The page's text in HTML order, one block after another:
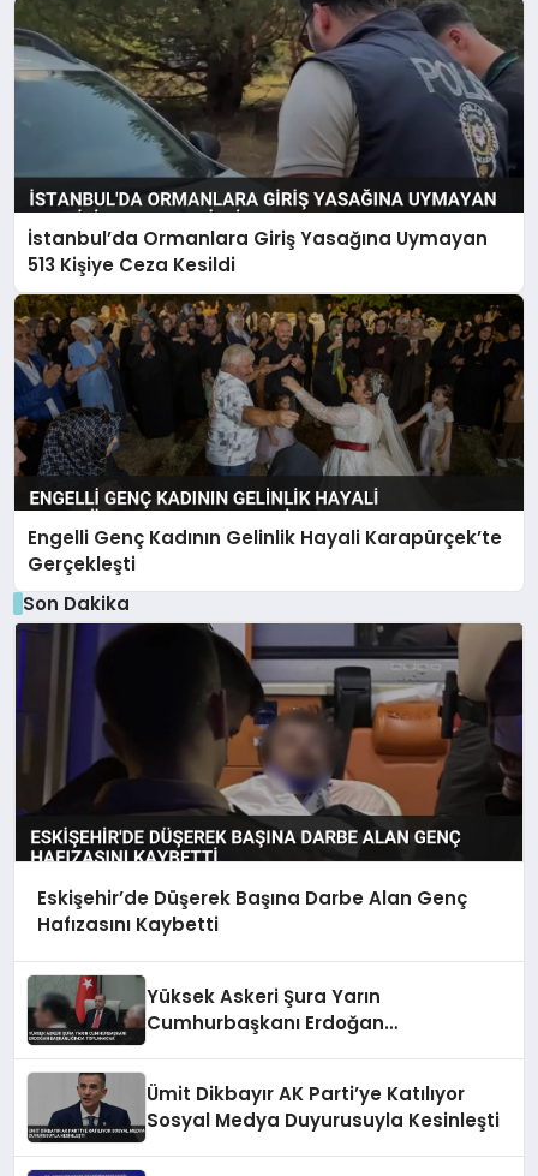
İstanbul’da Ormanlara Giriş Yasağına Uymayan
513 Kişiye Ceza Kesildi
Engelli Genç Kadının Gelinlik Hayali Karapürçek’te
Gerçekleşti
Son Dakika
Eskişehir’de Düşerek Başına Darbe Alan Genç
Hafızasını Kaybetti
Yüksek Askeri Şura Yarın
Cumhurbaşkanı Erdoğan
Ümit Dikbayır AK Parti’ye Katılıyor
Sosyal Medya Duyurusuyla Kesinleşti